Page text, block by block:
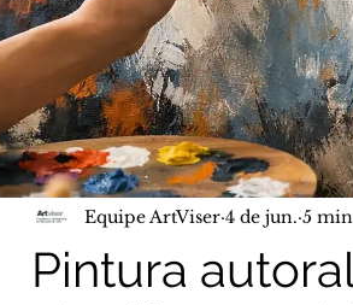
Pintura
Equipe ArtViser 4 de jun. 5